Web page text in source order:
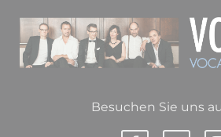
Besuchen Sie uns